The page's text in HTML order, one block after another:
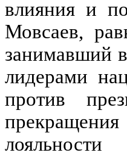
влияния и
Мовсаев,
занимавший
лидерами
против